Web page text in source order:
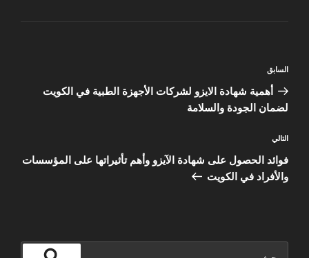
المقالات
المقالة
السابقة
السابق
أهمية شهادة الايزو لشركات الأجهزة الطبية في الكويت
لضمان الجودة والسلامة
المقالة
التالية
التالي
فوائد الحصول على شهادة الآيزو وأهم تأثيراتها على المؤسسات
والأفراد في الكويت